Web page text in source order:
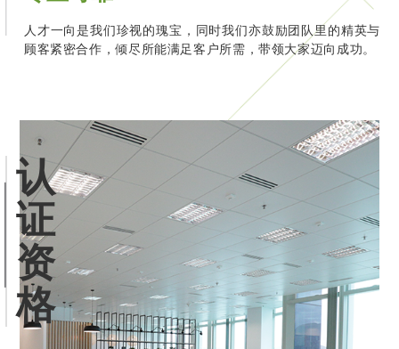
人才一向是我们珍视的瑰宝，同时我们亦鼓励团队里的精英与
顾客紧密合作，倾尽所能满足客户所需，带领大家迈向成功。
认
证
资
格